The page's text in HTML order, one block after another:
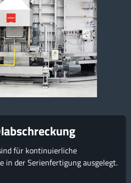
für kontinuierliche
in der Serienfertigung ausgelegt.